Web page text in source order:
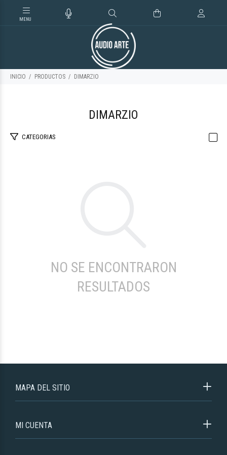
INICIO PRODUCTOS DIMARZIO
DIMARZIO
CATEGORIAS
NO SE ENCONTRARON
RESULTADOS
MAPA DEL SITIO
MI CUENTA